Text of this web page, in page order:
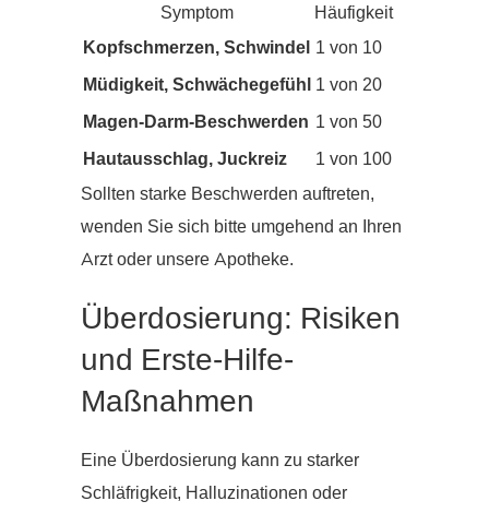
Symptom
Häufigkeit
Kopfschmerzen, Schwindel 1 von 10
Müdigkeit, Schwächegefühl 1 von 20
Magen-Darm-Beschwerden 1 von 50
Hautausschlag, Juckreiz
1 von 100
Sollten starke Beschwerden auftreten,
wenden Sie sich bitte umgehend an Ihren
Arzt oder unsere Apotheke.
Überdosierung: Risiken
und Erste-Hilfe-
Maßnahmen
Eine Überdosierung kann zu starker
Schläfrigkeit, Halluzinationen oder